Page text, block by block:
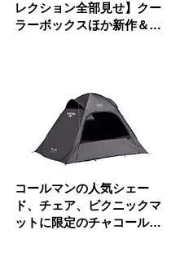
レクション全部見せ】クー
ラーボックスほか新作＆特
コールマンの人気シェー
ド、チェア、ピクニックマ
ットに限定のチャコールカ